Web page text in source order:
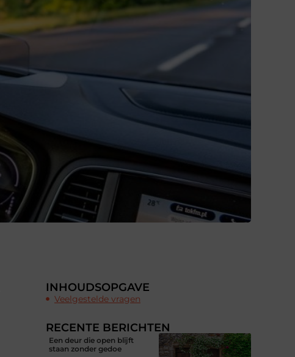
INHOUDSOPGAVE
Veelgestelde vragen
RECENTE BERICHTEN
Een deur die open blijft
staan zonder gedoe